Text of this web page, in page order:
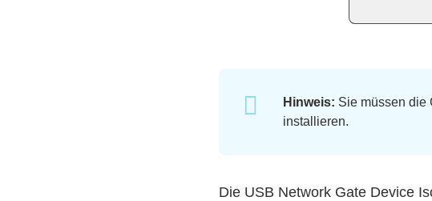
Hinweis: Sie müssen die
installieren.
Die USB Network Gate Device